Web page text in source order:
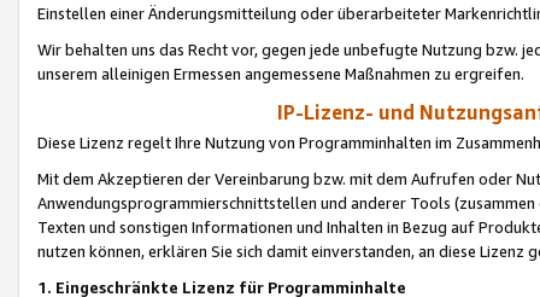
Einstellen einer Änderungsmitteilung oder überarbeiteter
Wir behalten uns das Recht vor, gegen jede unbefugte Nutzung bzw.
unserem alleinigen Ermessen angemessene Maßnahmen zu ergreifen.
IP-Lizenz- und
Diese Lizenz regelt Ihre Nutzung von Programminhalten im
Mit dem Akzeptieren der Vereinbarung bzw. mit dem Aufrufen oder
Anwendungsprogrammierschnittstellen und anderer Tools (zusammen
Texten und sonstigen Informationen und Inhalten in Bezug auf
nutzen können, erklären Sie sich damit einverstanden, an diese Lizenz
1. Eingeschränkte Lizenz für Programminhalte